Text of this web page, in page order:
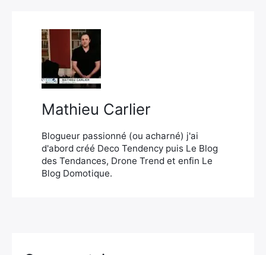
Mathieu Carlier
Blogueur passionné (ou acharné) j'ai
d'abord créé Deco Tendency puis Le Blog
des Tendances, Drone Trend et enfin Le
Blog Domotique.
: